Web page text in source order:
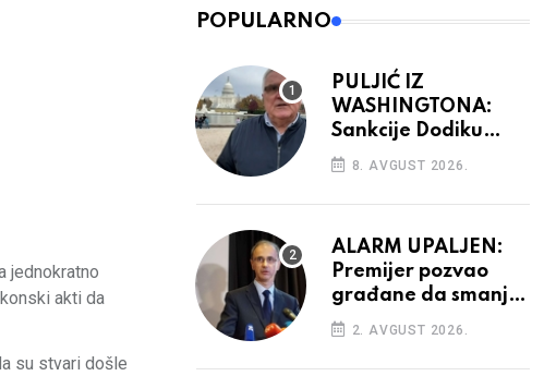
jednokratno
akti da
su stvari došle
POPULARNO
PULJIĆ IZ
WASHINGTONA:
Sankcije Dodiku
mnogo će ovisiti od
aktivnosti bh.
diplomacije
8. AVGUST 2026.
ALARM UPALJEN:
Premijer pozvao
građane da smanje
potrošnju struje
2. AVGUST 2026.